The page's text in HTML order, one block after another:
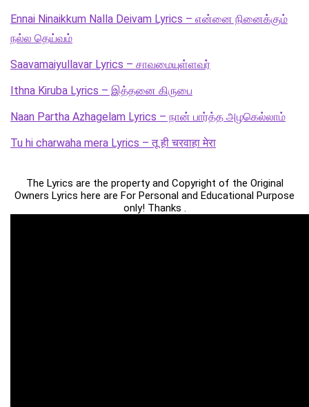
Ennai Ninaikkum Nalla Deivam Lyrics – என்னை நினைக்கும்
நல்ல தெய்வம்
Saavamaiyullavar Lyrics – சாவமையுள்ளவர்
Ithna Kiruba Lyrics – இத்தனை கிருபை
Naan Partha Azhagelam Lyrics – நான் பார்த்த அழகெல்லாம்
Tu hi charwaha mera Lyrics – तू ही चरवाहा मेरा
The Lyrics are the property and Copyright of the Original
Owners Lyrics here are For Personal and Educational Purpose
only! Thanks .